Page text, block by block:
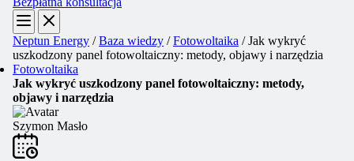
Neptun Energy /Baza wiedzy /Fotowoltaika /Jak wykryć
uszkodzony panel fotowoltaiczny: metody, objawy i narzędzia
Fotowoltaika
Jak wykryć uszkodzony panel fotowoltaiczny: metody,
objawy i narzędzia
Szymon Masło